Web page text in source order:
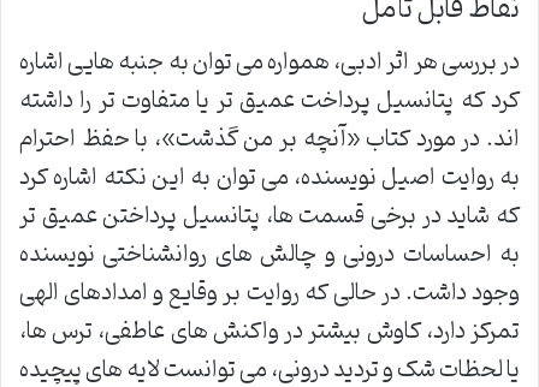
در بررسی هر اثر ادبی، همواره می توان به جنبه هایی اشاره
کرد که پتانسیل پرداخت عمیق تر یا متفاوت تر را داشته
اند. در مورد کتاب «آنچه بر من گذشت»، با حفظ احترام
به روایت اصیل نویسنده، می توان به این نکته اشاره کرد
که شاید در برخی قسمت ها، پتانسیل پرداختن عمیق تر
به احساسات درونی و چالش های روانشناختی نویسنده
وجود داشت. در حالی که روایت بر وقایع و امدادهای الهی
تمرکز دارد، کاوش بیشتر در واکنش های عاطفی، ترس ها،
یا لحظات شک و تردید درونی، می توانست لایه های پیچیده